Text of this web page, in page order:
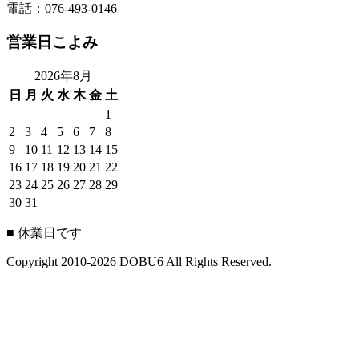
電話：076-493-0146
営業日こよみ
2026年8月
日
月 火 水 木 金 土
1
2
3 4 5 6 7
8
9
10 11 12 13 14 15
16 17 18 19 20 21 22
23 24 25 26 27 28 29
30 31
■ 休業日です
Copyright 2010-2026 DOBU6 All Rights Reserved.